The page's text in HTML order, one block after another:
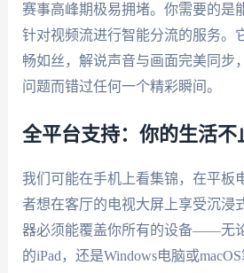
赛事高峰期极易拥堵。你需要的是
针对视频流进行智能分流的服务。
畅如丝，解说声音与画面完美同步
问题而错过任何一个精彩瞬间。
全平台支持：你的生活不
我们可能在手机上看集锦，在平板
者想在客厅的电视大屏上享受沉浸
器必须能覆盖你所有的设备——无
的iPad，还是Windows电脑或